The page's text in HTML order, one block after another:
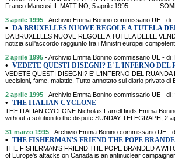
Franco Mancusi IL MATTINO, 5 aprile 1995 ________
3 aprile 1995 - Archivio Emma Bonino commissario UE - di:
• DA BRUXELLES NUOVE REGOLE A TUTELA
DA BRUXELLES NUOVE REGOLE A TUTELA DELLE
notizia sull'accordo raggiunto tra i Ministri europei
2 aprile 1995 - Archivio Emma Bonino commissario UE - di:
• VEDETE QUESTI DISEGNI? E' L'INFERNO DEL
VEDETE QUESTI DISEGNI? E' L'INFERNO DEL
uccisioni, fame, malattie. Tutto annotato sul diario privato
2 aprile 1995 - Archivio Emma Bonino commissario UE - di:
• THE ITALIAN CYCLONE
THE ITALIAN CYCLONE Nicholas Farrell finds Emma
without a solution to the dispute SUNDAY TELEGRAPH,
31 marzo 1995 - Archivio Emma Bonino commissario UE -
• THE FISHERMAN'S FRIEND THE POPE
THE FISHERMAN'S FRIEND THE POPE BRANDED A
of Europe's attacks on Canada is an antinuclear